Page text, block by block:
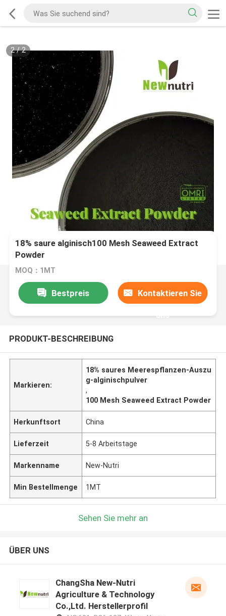
2/2
18% saure alginisch100 Mesh Seaweed Extract
Powder
MOQ：1MT
Bestpreis Kontaktieren Sie
uns
PRODUKT-BESCHREIBUNG
Markieren:
18% saures Meerespflanzen-Auszu
g-alginischpulver
,
100 Mesh Seaweed Extract Powder
Herkunftsort China
Lieferzeit 5-8 Arbeitstage
Markenname New-Nutri
Min Bestellmenge 1MT
Sehen Sie mehr an
ÜBER UNS
ChangSha New-Nutri
Agriculture & Technology
Co.,Ltd. Herstellerprofil